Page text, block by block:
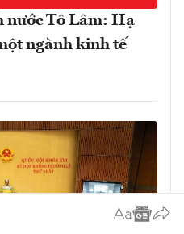
nước Tô Lâm: Hạ
ngành kinh tế